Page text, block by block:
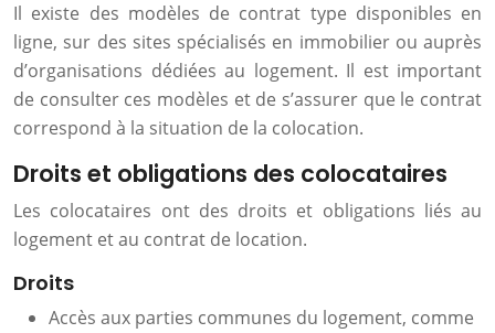
Il existe des modèles de contrat type disponibles en
ligne, sur des sites spécialisés en immobilier ou auprès
d’organisations dédiées au logement. Il est important
de consulter ces modèles et de s’assurer que le contrat
correspond à la situation de la colocation.
Droits et obligations des colocataires
Les colocataires ont des droits et obligations liés au
logement et au contrat de location.
Droits
Accès aux parties communes du logement, comme